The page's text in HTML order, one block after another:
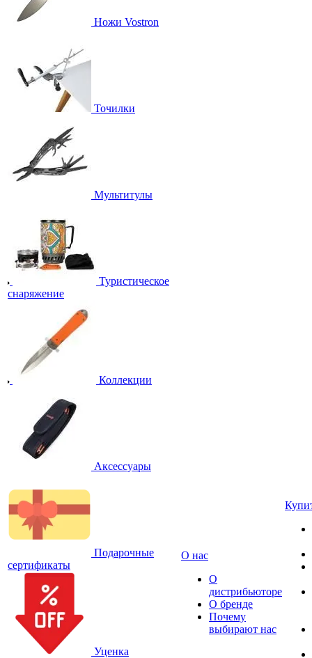
Ножи Vostron
Точилки
Мультитулы
Туристическое
снаряжение
Коллекции
Аксессуары
Подарочные
сертификаты
Уценка
О нас
О
дистрибьюторе
О бренде
Почему
выбирают нас